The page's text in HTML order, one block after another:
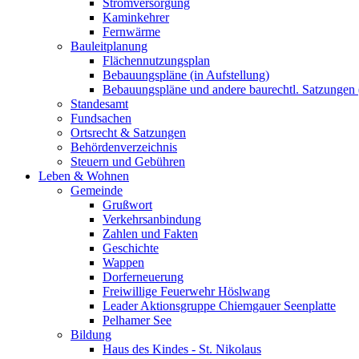
Stromversorgung
Kaminkehrer
Fernwärme
Bauleitplanung
Flächennutzungsplan
Bebauungspläne (in Aufstellung)
Bebauungspläne und andere baurechtl.
Standesamt
Fundsachen
Ortsrecht & Satzungen
Behördenverzeichnis
Steuern und Gebühren
Leben & Wohnen
Gemeinde
Grußwort
Verkehrsanbindung
Zahlen und Fakten
Geschichte
Wappen
Dorferneuerung
Freiwillige Feuerwehr Höslwang
Leader Aktionsgruppe Chiemgauer Seenplatte
Pelhamer See
Bildung
Haus des Kindes - St. Nikolaus